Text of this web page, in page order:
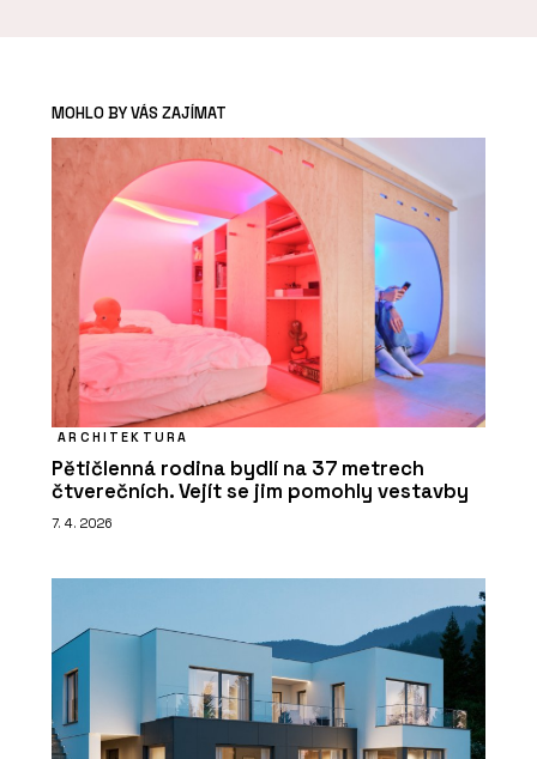
MOHLO BY VÁS ZAJÍMAT
ARCHITEKTURA
Pětičlenná rodina bydlí na 37 metrech
čtverečních. Vejít se jim pomohly vestavby
7. 4. 2026